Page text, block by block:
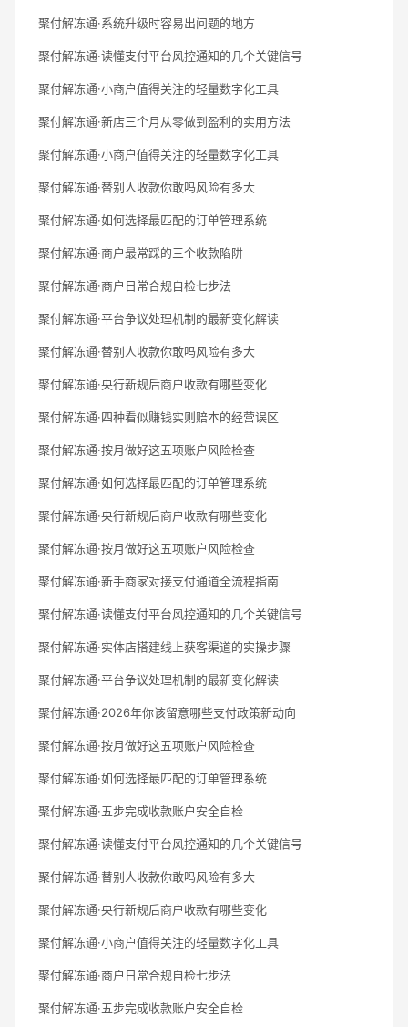
聚付解冻通·系统升级时容易出问题的地方
聚付解冻通·读懂支付平台风控通知的几个关键信号
聚付解冻通·小商户值得关注的轻量数字化工具
聚付解冻通·新店三个月从零做到盈利的实用方法
聚付解冻通·小商户值得关注的轻量数字化工具
聚付解冻通·替别人收款你敢吗风险有多大
聚付解冻通·如何选择最匹配的订单管理系统
聚付解冻通·商户最常踩的三个收款陷阱
聚付解冻通·商户日常合规自检七步法
聚付解冻通·平台争议处理机制的最新变化解读
聚付解冻通·替别人收款你敢吗风险有多大
聚付解冻通·央行新规后商户收款有哪些变化
聚付解冻通·四种看似赚钱实则赔本的经营误区
聚付解冻通·按月做好这五项账户风险检查
聚付解冻通·如何选择最匹配的订单管理系统
聚付解冻通·央行新规后商户收款有哪些变化
聚付解冻通·按月做好这五项账户风险检查
聚付解冻通·新手商家对接支付通道全流程指南
聚付解冻通·读懂支付平台风控通知的几个关键信号
聚付解冻通·实体店搭建线上获客渠道的实操步骤
聚付解冻通·平台争议处理机制的最新变化解读
聚付解冻通·2026年你该留意哪些支付政策新动向
聚付解冻通·按月做好这五项账户风险检查
聚付解冻通·如何选择最匹配的订单管理系统
聚付解冻通·五步完成收款账户安全自检
聚付解冻通·读懂支付平台风控通知的几个关键信号
聚付解冻通·替别人收款你敢吗风险有多大
聚付解冻通·央行新规后商户收款有哪些变化
聚付解冻通·小商户值得关注的轻量数字化工具
聚付解冻通·商户日常合规自检七步法
聚付解冻通·五步完成收款账户安全自检